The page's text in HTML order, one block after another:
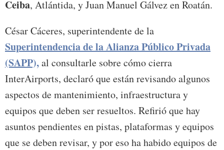
Ceiba, Atlántida, y Juan Manuel Gálvez en Roatán.
César Cáceres, superintendente de la
Superintendencia de la Alianza Público Privada
(SAPP),al consultarle sobre cómo cierra
InterAirports, declaró que están revisando algunos
aspectos de mantenimiento, infraestructura y
equipos que deben ser resueltos. Refirió que hay
asuntos pendientes en pistas, plataformas y equipos
que se deben revisar, y por eso ha habido equipos de